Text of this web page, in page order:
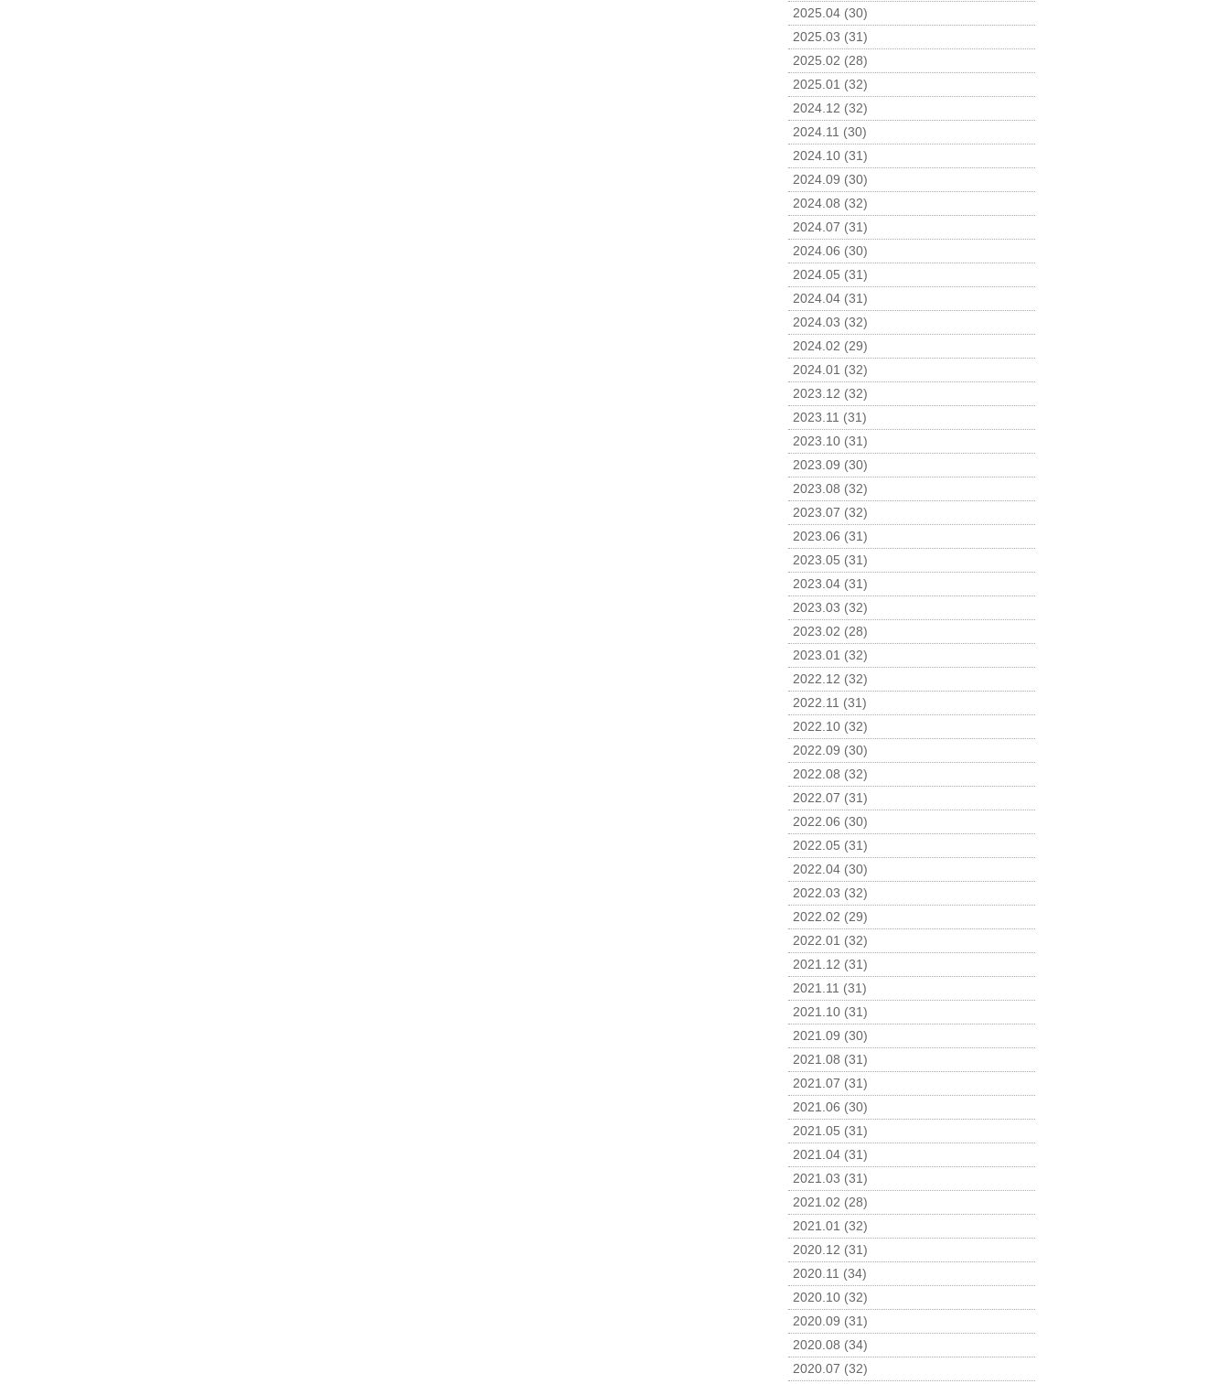
2025.04 (30)
2025.03 (31)
2025.02 (28)
2025.01 (32)
2024.12 (32)
2024.11 (30)
2024.10 (31)
2024.09 (30)
2024.08 (32)
2024.07 (31)
2024.06 (30)
2024.05 (31)
2024.04 (31)
2024.03 (32)
2024.02 (29)
2024.01 (32)
2023.12 (32)
2023.11 (31)
2023.10 (31)
2023.09 (30)
2023.08 (32)
2023.07 (32)
2023.06 (31)
2023.05 (31)
2023.04 (31)
2023.03 (32)
2023.02 (28)
2023.01 (32)
2022.12 (32)
2022.11 (31)
2022.10 (32)
2022.09 (30)
2022.08 (32)
2022.07 (31)
2022.06 (30)
2022.05 (31)
2022.04 (30)
2022.03 (32)
2022.02 (29)
2022.01 (32)
2021.12 (31)
2021.11 (31)
2021.10 (31)
2021.09 (30)
2021.08 (31)
2021.07 (31)
2021.06 (30)
2021.05 (31)
2021.04 (31)
2021.03 (31)
2021.02 (28)
2021.01 (32)
2020.12 (31)
2020.11 (34)
2020.10 (32)
2020.09 (31)
2020.08 (34)
2020.07 (32)